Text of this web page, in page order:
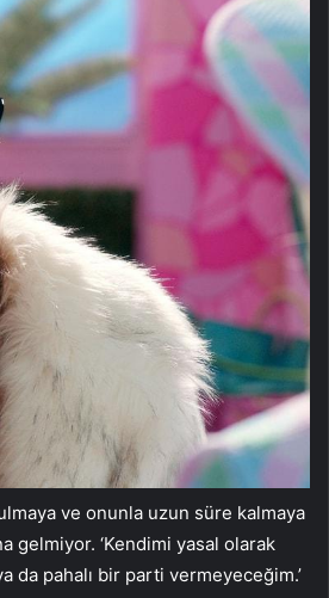
ve onunla uzun süre kalmaya
gelmiyor. ‘Kendimi yasal olarak
da pahalı bir parti vermeyeceğim.’